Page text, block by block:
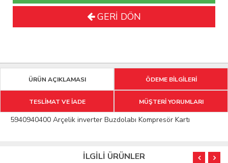
GERİ DÖN
ÜRÜN AÇIKLAMASI ÖDEME BİLGİLERİ
TESLİMAT VE İADE MÜŞTERİ YORUMLARI
5940940400 Arçelik inverter Buzdolabı Kompresör Kartı
İLGİLİ ÜRÜNLER